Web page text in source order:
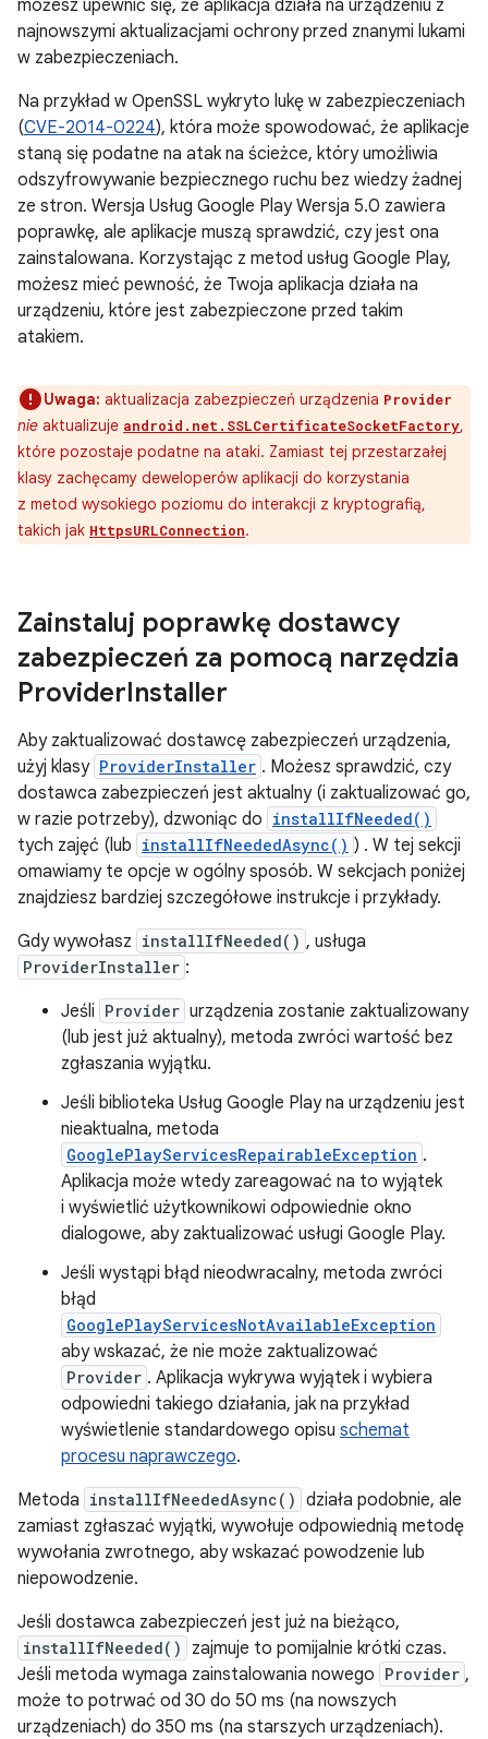
możesz upewnić się, że aplikacja działa na urządzeniu z
najnowszymi aktualizacjami ochrony przed znanymi lukami
w zabezpieczeniach.
Na przykład w OpenSSL wykryto lukę w zabezpieczeniach
(CVE-2014-0224), która może spowodować, że aplikacje
staną się podatne na atak na ścieżce, który umożliwia
odszyfrowywanie bezpiecznego ruchu bez wiedzy żadnej
ze stron. Wersja Usług Google Play Wersja 5.0 zawiera
poprawkę, ale aplikacje muszą sprawdzić, czy jest ona
zainstalowana. Korzystając z metod usług Google Play,
możesz mieć pewność, że Twoja aplikacja działa na
urządzeniu, które jest zabezpieczone przed takim
atakiem.
Uwaga: aktualizacja zabezpieczeń urządzenia Provider
nie aktualizuje android.net.SSLCertificateSocketFactory,
które pozostaje podatne na ataki. Zamiast tej przestarzałej
klasy zachęcamy deweloperów aplikacji do korzystania
z metod wysokiego poziomu do interakcji z kryptografią,
takich jak HttpsURLConnection.
Zainstaluj poprawkę dostawcy
zabezpieczeń za pomocą narzędzia
ProviderInstaller
Aby zaktualizować dostawcę zabezpieczeń urządzenia,
użyj klasy ProviderInstaller . Możesz sprawdzić, czy
dostawca zabezpieczeń jest aktualny (i zaktualizować go,
w razie potrzeby), dzwoniąc do installIfNeeded()
tych zajęć (lub installIfNeededAsync() ) . W tej sekcji
omawiamy te opcje w ogólny sposób. W sekcjach poniżej
znajdziesz bardziej szczegółowe instrukcje i przykłady.
Gdy wywołasz installIfNeeded() , usługa
ProviderInstaller :
Jeśli Provider urządzenia zostanie zaktualizowany
(lub jest już aktualny), metoda zwróci wartość bez
zgłaszania wyjątku.
Jeśli biblioteka Usług Google Play na urządzeniu jest
nieaktualna, metoda
GooglePlayServicesRepairableException .
Aplikacja może wtedy zareagować na to wyjątek
i wyświetlić użytkownikowi odpowiednie okno
dialogowe, aby zaktualizować usługi Google Play.
Jeśli wystąpi błąd nieodwracalny, metoda zwróci
błąd
GooglePlayServicesNotAvailableException
aby wskazać, że nie może zaktualizować
Provider . Aplikacja wykrywa wyjątek i wybiera
odpowiedni takiego działania, jak na przykład
wyświetlenie standardowego opisu schemat
procesu naprawczego.
Metoda installIfNeededAsync() działa podobnie, ale
zamiast zgłaszać wyjątki, wywołuje odpowiednią metodę
wywołania zwrotnego, aby wskazać powodzenie lub
niepowodzenie.
Jeśli dostawca zabezpieczeń jest już na bieżąco,
installIfNeeded()
zajmuje to pomijalnie krótki czas.
Jeśli metoda wymaga zainstalowania nowego Provider ,
może to potrwać od 30 do 50 ms (na nowszych
urządzeniach) do 350 ms (na starszych urządzeniach).